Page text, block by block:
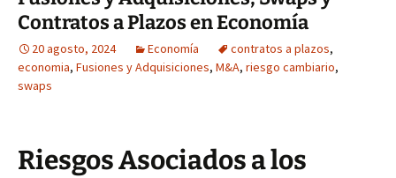
Contratos a Plazos en Economía
20 agosto, 2024 Economía contratos a plazos,
economia, Fusiones y Adquisiciones, M&A, riesgo cambiario,
swaps
Riesgos Asociados a los